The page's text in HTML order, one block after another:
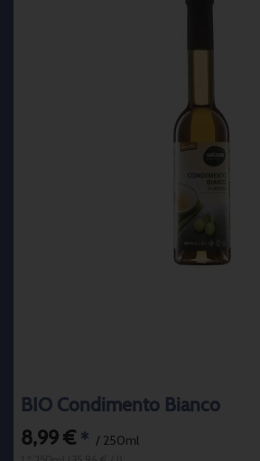
BIO Condimento Bianco
8,99 € * / 250ml